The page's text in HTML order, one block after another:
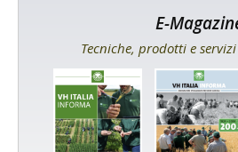
E-
Tecniche, prodotti e